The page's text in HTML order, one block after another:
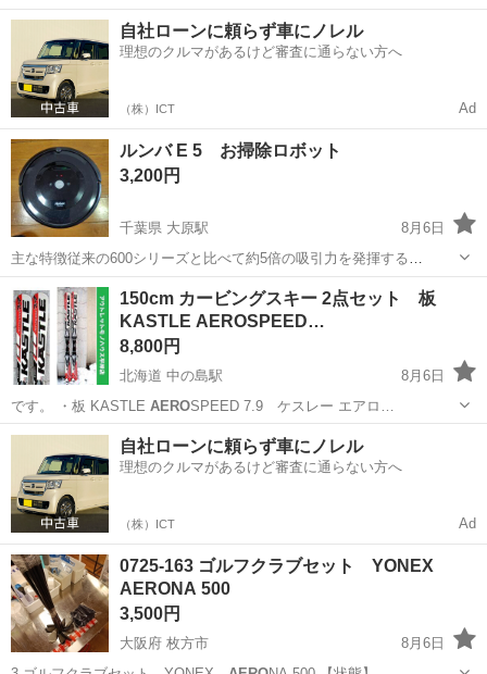
ス デーヴィッド マイケル ミッラ フリースタイル freestyle Old
school BMX ※静岡市市街地にてお引...
静岡 静岡市 清水駅 BMX バイ
自社ローンに頼らず車にノレル
理想のクルマがあるけど審査に通らない方へ
（株）ICT Ad
ルンバ E 5 お掃除ロボット
3,200円
千葉県 大原駅
8月6日
主な特徴従来の600シリーズと比べて約5倍の吸引力を発揮する
「AeroForce 3段階クリーニングシステム」を搭載髪の毛やペットの毛
が絡まりにくく、床に密着してゴミをかき出すゴム製の2本ローラー本
体からダストボックスを取り...
千葉 いすみ市 生活家電
150cm カービングスキー 2点セット 板
KASTLE AEROSPEED…
8,800円
北海道 中の島駅
8月6日
です。 ・板 KASTLE AEROSPEED 7.9 ケスレー エアロ…
北海道 札幌市 中の島駅 スキー
自社ローンに頼らず車にノレル
理想のクルマがあるけど審査に通らない方へ
（株）ICT Ad
0725-163 ゴルフクラブセット YONEX
AERONA 500
3,500円
大阪府 枚方市
8月6日